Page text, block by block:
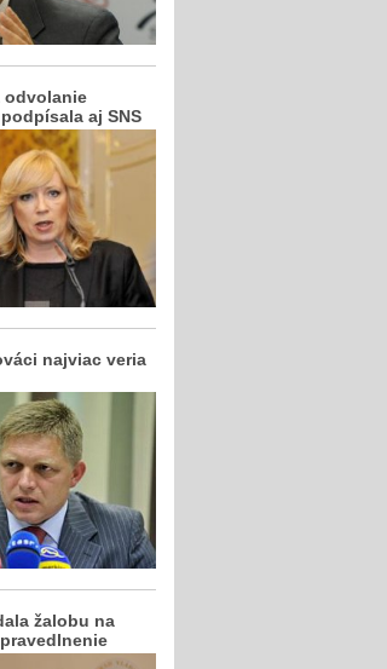
odvolanie
aj SNS
najviac veria
žalobu na